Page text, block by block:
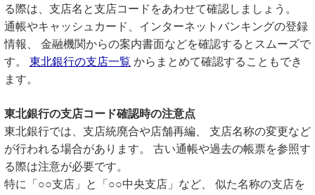
る際は、支店名と支店コードをあわせて確認しましょう。
通帳やキャッシュカード、インターネットバンキングの登録
情報、 金融機関からの案内書面などを確認するとスムーズで
す。 東北銀行の支店一覧 からまとめて確認することもでき
ます。
東北銀行の支店コード確認時の注意点
東北銀行では、支店統廃合や店舗再編、 支店名称の変更など
が行われる場合があります。 古い通帳や過去の帳票を参照す
る際は注意が必要です。
特に「○○支店」と「○○中央支店」など、 似た名称の支店を